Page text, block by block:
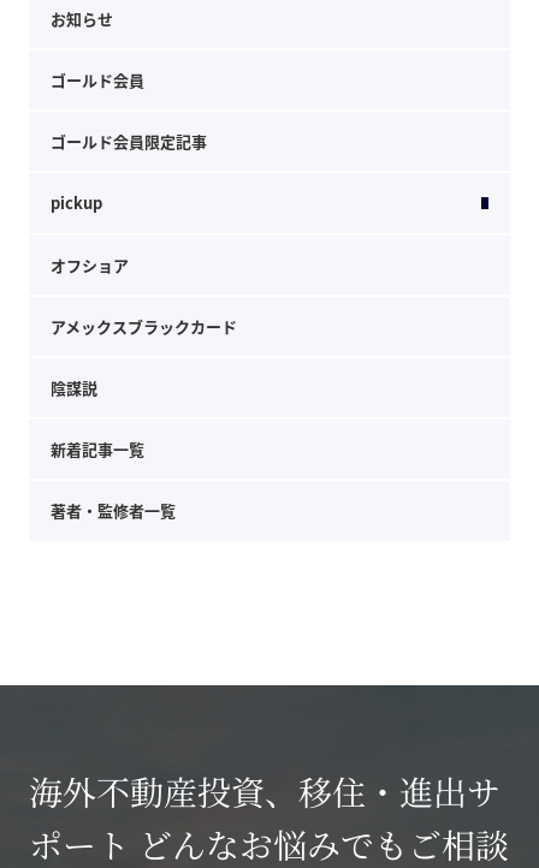
お知らせ
ゴールド会員
ゴールド会員限定記事
pickup
オフショア
アメックスブラックカード
陰謀説
新着記事一覧
著者・監修者一覧
海外不動産投資、移住・進出サ
ポート どんなお悩みでもご相談